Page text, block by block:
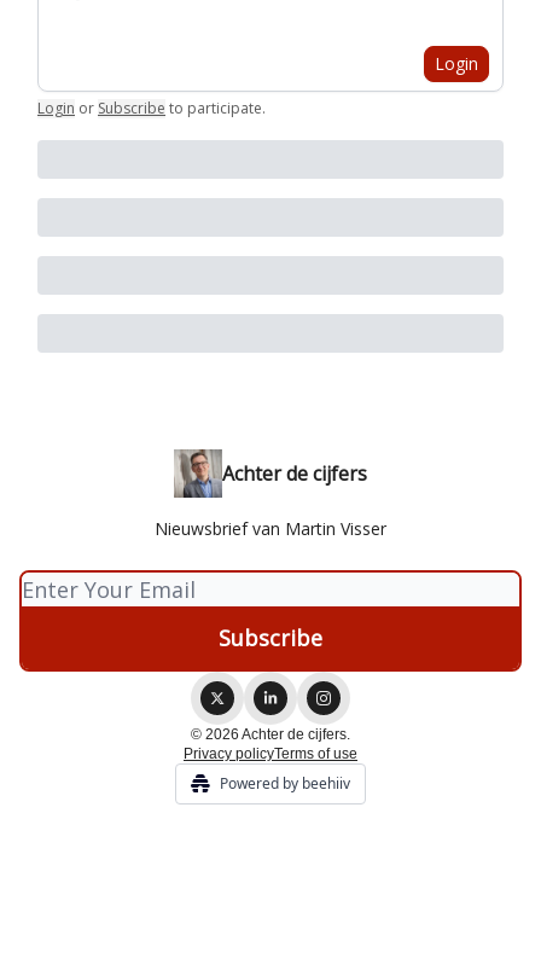
Login
Login or Subscribe to participate.
Achter de cijfers
Nieuwsbrief van Martin Visser
© 2026 Achter de cijfers.
Privacy policyTerms of use
Powered by beehiiv